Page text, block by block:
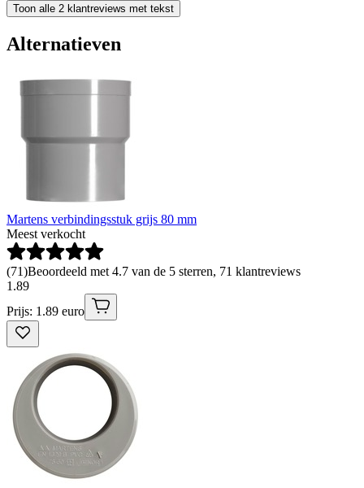
Toon alle 2 klantreviews met tekst
Alternatieven
Martens verbindingsstuk grijs 80 mm
Meest verkocht
(71)Beoordeeld met 4.7 van de 5 sterren, 71 klantreviews
1.89
Prijs: 1.89 euro